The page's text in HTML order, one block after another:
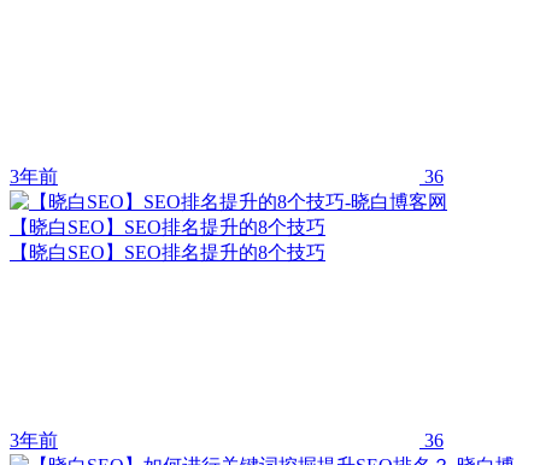
3年前 36
【晓白SEO】SEO排名提升的8个技巧
【晓白SEO】SEO排名提升的8个技巧
3年前 36